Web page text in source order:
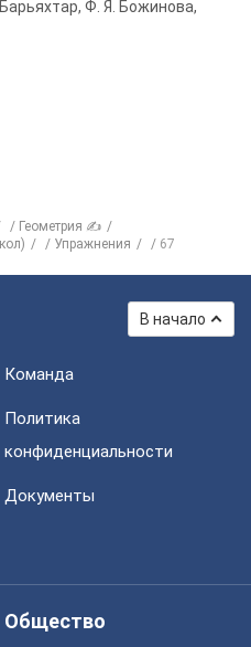
Барьяхтар, Ф. Я. Божинова,
Геометрия ✍
Упражнения 67
В начало
Команда
Политика
конфиденциальности
Документы
Общество